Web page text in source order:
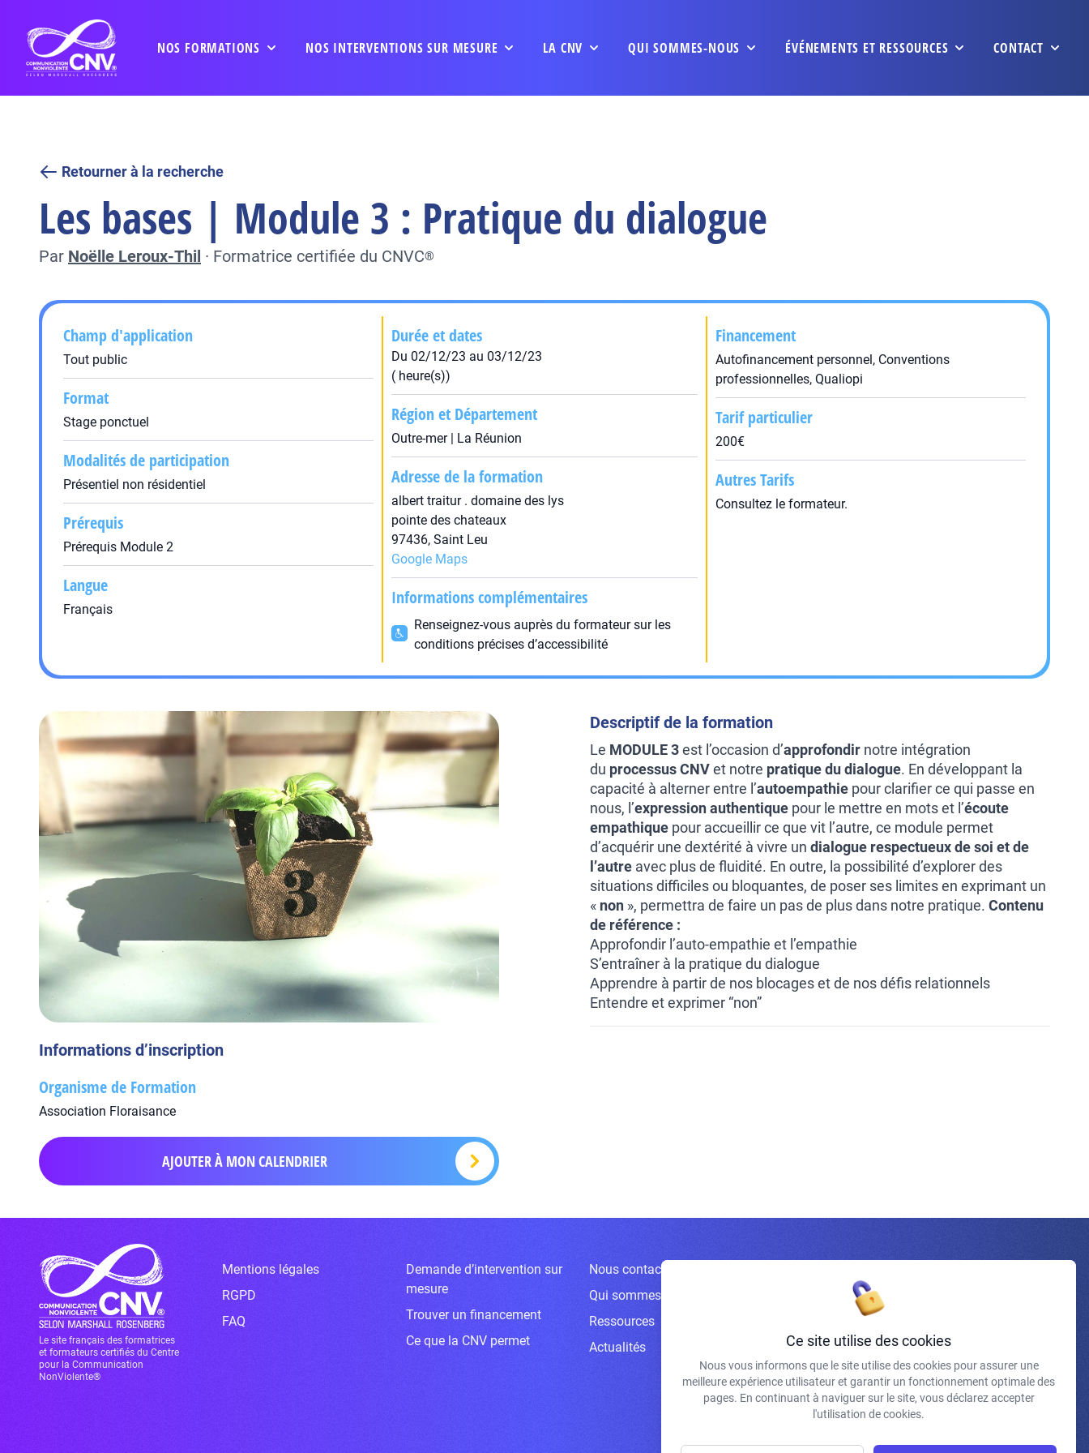
NOS FORMATIONS NOS INTERVENTIONS SUR MESURE LA CNV QUI SOMMES-NOUS ÉVÉNEMENTS ET RESSOURCES CONTACT
Retourner à la recherche
Les bases | Module 3 : Pratique du dialogue
Par Noëlle Leroux-Thil · Formatrice certifiée du CNVC®
Champ d'application
Tout public
Format
Stage ponctuel
Modalités de participation
Présentiel non résidentiel
Prérequis
Prérequis Module 2
Langue
Français
Durée et dates
Du 02/12/23 au 03/12/23
( heure(s))
Région et Département
Outre-mer | La Réunion
Adresse de la formation
albert traitur . domaine des lys
pointe des chateaux
97436, Saint Leu
Google Maps
Informations complémentaires
Renseignez-vous auprès du formateur sur les
conditions précises d’accessibilité
Financement
Autofinancement personnel, Conventions
professionnelles, Qualiopi
Tarif particulier
200€
Autres Tarifs
Consultez le formateur.
Informations d’inscription
Organisme de Formation
Association Floraisance
AJOUTER À MON CALENDRIER
Descriptif de la formation
Le MODULE 3est l’occasion d’approfondir notre intégration
du processus CNVet notre pratique du dialogue. En développant la
capacité à alterner entre l’autoempathie pour clarifier ce qui passe en
nous, l’expression authentique pour le mettre en mots et l’écoute
empathique pour accueillir ce que vit l’autre, ce module permet
d’acquérir une dextérité à vivre un dialogue respectueux de soi et de
l’autre avec plus de fluidité. En outre, la possibilité d’explorer des
situations difficiles ou bloquantes, de poser ses limites en exprimant un
« non », permettra de faire un pas de plus dans notre pratique. Contenu
de référence :
Approfondir l’auto-empathie et l’empathie
S’entraîner à la pratique du dialogue
Apprendre à partir de nos blocages et de nos défis relationnels
Entendre et exprimer “non”
Le site français des formatrices
et formateurs certifiés du Centre
pour la Communication
NonViolente®
Mentions légales
RGPD
FAQ
Demande d’intervention sur
mesure
Trouver un financement
Ce que la CNV permet
Nous contacter
Qui sommes-nous ?
Ressources
Actualités
J'accepte de recevoir vos e-mails et confirme avoir pris
connaissance de votre politique de confidentialité et
mentions légales.
Ce site utilise des cookies
Nous vous informons que le site utilise des cookies pour assurer une
meilleure expérience utilisateur et garantir un fonctionnement optimale des
pages. En continuant à naviguer sur le site, vous déclarez accepter
l'utilisation de cookies.